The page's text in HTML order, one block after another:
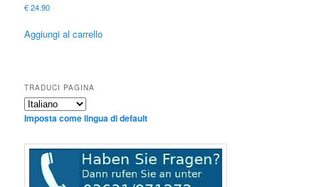
€24.90
Aggiungi al carrello
TRADUCI PAGINA
Imposta come lingua di default